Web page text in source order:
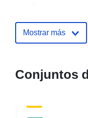
Mostrar más
Conjuntos